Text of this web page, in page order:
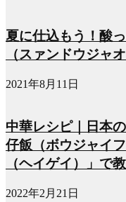
夏に仕込もう！酸
（スァンドウジャ
2021年8月11日
中華レシピ｜日本
仔飯（ボウジャイ
（ヘイゲイ）」で
2022年2月21日